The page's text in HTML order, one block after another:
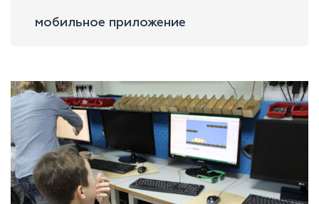
мобильное приложение